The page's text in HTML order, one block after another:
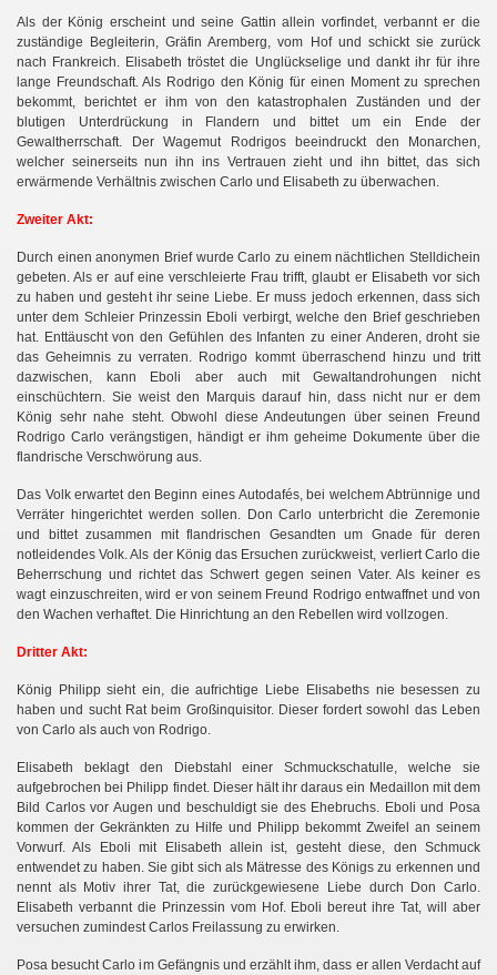
Als der König erscheint und seine Gattin allein vorfindet, verbannt er die
zuständige Begleiterin, Gräfin Aremberg, vom Hof und schickt sie zurück
nach Frankreich. Elisabeth tröstet die Unglückselige und dankt ihr für ihre
lange Freundschaft. Als Rodrigo den König für einen Moment zu sprechen
bekommt, berichtet er ihm von den katastrophalen Zuständen und der
blutigen Unterdrückung in Flandern und bittet um ein Ende der
Gewaltherrschaft. Der Wagemut Rodrigos beeindruckt den Monarchen,
welcher seinerseits nun ihn ins Vertrauen zieht und ihn bittet, das sich
erwärmende Verhältnis zwischen Carlo und Elisabeth zu überwachen.
Zweiter Akt:
Durch einen anonymen Brief wurde Carlo zu einem nächtlichen Stelldichein
gebeten. Als er auf eine verschleierte Frau trifft, glaubt er Elisabeth vor sich
zu haben und gesteht ihr seine Liebe. Er muss jedoch erkennen, dass sich
unter dem Schleier Prinzessin Eboli verbirgt, welche den Brief geschrieben
hat. Enttäuscht von den Gefühlen des Infanten zu einer Anderen, droht sie
das Geheimnis zu verraten. Rodrigo kommt überraschend hinzu und tritt
dazwischen, kann Eboli aber auch mit Gewaltandrohungen nicht
einschüchtern. Sie weist den Marquis darauf hin, dass nicht nur er dem
König sehr nahe steht. Obwohl diese Andeutungen über seinen Freund
Rodrigo Carlo verängstigen, händigt er ihm geheime Dokumente über die
flandrische Verschwörung aus.
Das Volk erwartet den Beginn eines Autodafés, bei welchem Abtrünnige und
Verräter hingerichtet werden sollen. Don Carlo unterbricht die Zeremonie
und bittet zusammen mit flandrischen Gesandten um Gnade für deren
notleidendes Volk. Als der König das Ersuchen zurückweist, verliert Carlo die
Beherrschung und richtet das Schwert gegen seinen Vater. Als keiner es
wagt einzuschreiten, wird er von seinem Freund Rodrigo entwaffnet und von
den Wachen verhaftet. Die Hinrichtung an den Rebellen wird vollzogen.
Dritter Akt:
König Philipp sieht ein, die aufrichtige Liebe Elisabeths nie besessen zu
haben und sucht Rat beim Großinquisitor. Dieser fordert sowohl das Leben
von Carlo als auch von Rodrigo.
Elisabeth beklagt den Diebstahl einer Schmuckschatulle, welche sie
aufgebrochen bei Philipp findet. Dieser hält ihr daraus ein Medaillon mit dem
Bild Carlos vor Augen und beschuldigt sie des Ehebruchs. Eboli und Posa
kommen der Gekränkten zu Hilfe und Philipp bekommt Zweifel an seinem
Vorwurf. Als Eboli mit Elisabeth allein ist, gesteht diese, den Schmuck
entwendet zu haben. Sie gibt sich als Mätresse des Königs zu erkennen und
nennt als Motiv ihrer Tat, die zurückgewiesene Liebe durch Don Carlo.
Elisabeth verbannt die Prinzessin vom Hof. Eboli bereut ihre Tat, will aber
versuchen zumindest Carlos Freilassung zu erwirken.
Posa besucht Carlo im Gefängnis und erzählt ihm, dass er allen Verdacht auf